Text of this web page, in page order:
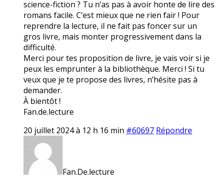
science-fiction ? Tu n’as pas à avoir honte de lire des
romans facile. C’est mieux que ne rien fair ! Pour
reprendre la lecture, il ne fait pas foncer sur un
gros livre, mais monter progressivement dans la
difficulté.
Merci pour tes proposition de livre, je vais voir si je
peux les emprunter à la bibliothèque. Merci ! Si tu
veux que je te propose des livres, n’hésite pas à
demander.
À bientôt !
Fan.de.lecture
20 juillet 2024 à 12 h 16 min #60697 Répondre
Fan.De.lecture